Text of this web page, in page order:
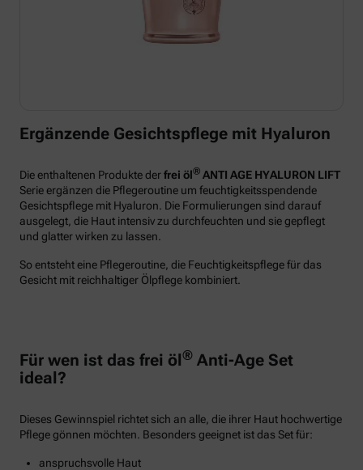
Ergänzende Gesichtspflege mit Hyaluron
Die enthaltenen Produkte derfrei öl® ANTI AGE HYALURON LIFT
Serie ergänzen die Pflegeroutine um feuchtigkeitsspendende
Gesichtspflege mit Hyaluron. Die Formulierungen sind darauf
ausgelegt, die Haut intensiv zu durchfeuchten und sie gepflegt
und glatter wirken zu lassen.
So entsteht eine Pflegeroutine, die Feuchtigkeitspflege für das
Gesicht mit reichhaltiger Ölpflege kombiniert.
Für wen ist das frei öl® Anti-Age Set
ideal?
Dieses Gewinnspiel richtet sich an alle, die ihrer Haut hochwertige
Pflege gönnen möchten. Besonders geeignet ist das Set für:
anspruchsvolle Haut